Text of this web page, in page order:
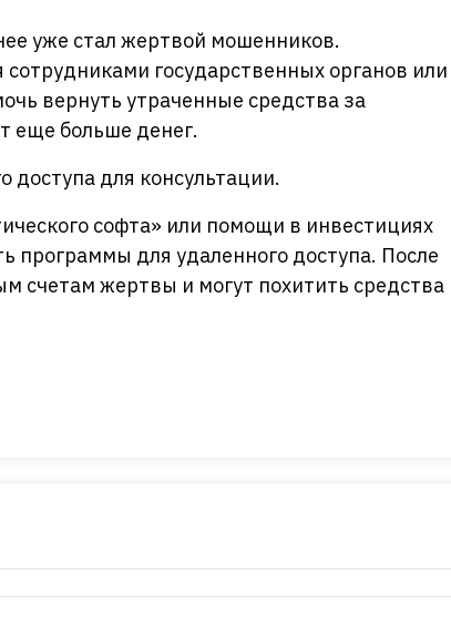
уже стал жертвой мошенников.
государственных органов или
вернуть утраченные средства за
еще больше денег.
для консультации.
софта» или помощи в инвестициях
программы для удаленного доступа. После
счетам жертвы и могут похитить средства